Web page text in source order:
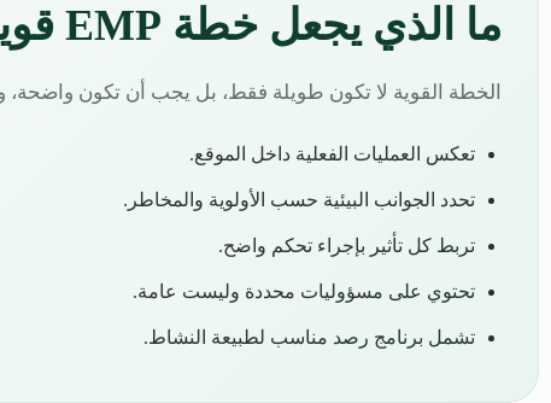
ما الذي يجعل خطة EMP قوية وقابلة للتطبيق؟
الخطة القوية لا تكون طويلة فقط، بل يجب أن تكون واضحة،
تعكس العمليات الفعلية داخل الموقع.
تحدد الجوانب البيئية حسب الأولوية والمخاطر.
تربط كل تأثير بإجراء تحكم واضح.
تحتوي على مسؤوليات محددة وليست عامة.
تشمل برنامج رصد مناسب لطبيعة النشاط.